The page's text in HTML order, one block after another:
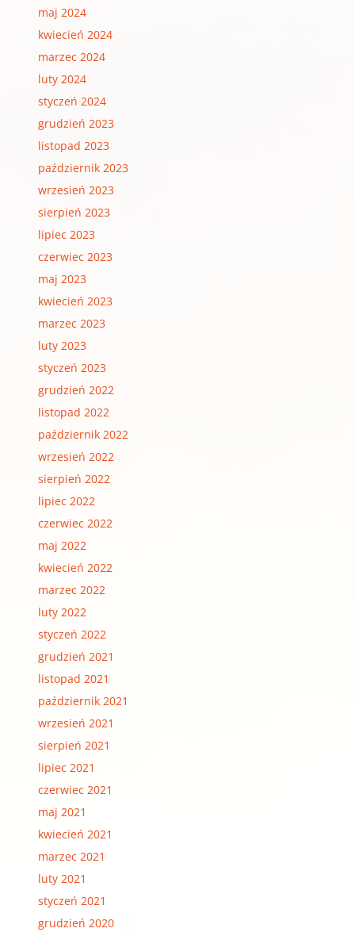
maj 2024
kwiecień 2024
marzec 2024
luty 2024
styczeń 2024
grudzień 2023
listopad 2023
październik 2023
wrzesień 2023
sierpień 2023
lipiec 2023
czerwiec 2023
maj 2023
kwiecień 2023
marzec 2023
luty 2023
styczeń 2023
grudzień 2022
listopad 2022
październik 2022
wrzesień 2022
sierpień 2022
lipiec 2022
czerwiec 2022
maj 2022
kwiecień 2022
marzec 2022
luty 2022
styczeń 2022
grudzień 2021
listopad 2021
październik 2021
wrzesień 2021
sierpień 2021
lipiec 2021
czerwiec 2021
maj 2021
kwiecień 2021
marzec 2021
luty 2021
styczeń 2021
grudzień 2020